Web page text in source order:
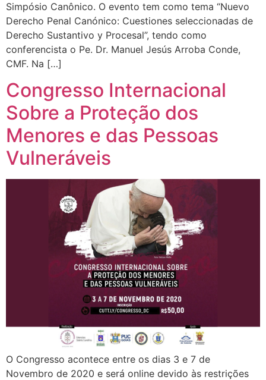
Simpósio Canônico. O evento tem como tema “Nuevo
Derecho Penal Canónico: Cuestiones seleccionadas de
Derecho Sustantivo y Procesal”, tendo como
conferencista o Pe. Dr. Manuel Jesús Arroba Conde,
CMF. Na […]
Congresso Internacional
Sobre a Proteção dos
Menores e das Pessoas
Vulneráveis
O Congresso acontece entre os dias 3 e 7 de
Novembro de 2020 e será online devido às restrições